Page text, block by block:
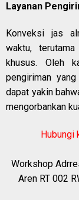
Layanan
Konveksi jas
waktu,
khusus. Oleh
pengiriman
dapat yakin
mengorbankan
Hubungi
Workshop
Aren RT 002